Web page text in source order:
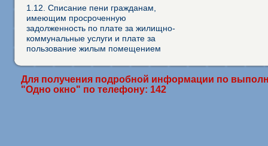
1.12. Списание пени гражданам,
имеющим просроченную
задолженность по плате за жилищно-
коммунальные услуги и плате за
пользование жилым помещением
Для получения подробной информации по
"Одно окно" по телефону: 142